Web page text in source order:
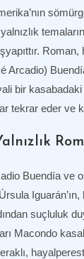
Roman,
Arcadio)
bir
tekrar eder ve
Buendía ve
Iguarán’ın,
suçluluk
Macondo